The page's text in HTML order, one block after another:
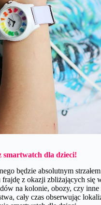
smartwatch dla dzieci!
będzie absolutnym
frajdę z okazji zbliżających
na kolonie, obozy, czy
cały czas obserwując